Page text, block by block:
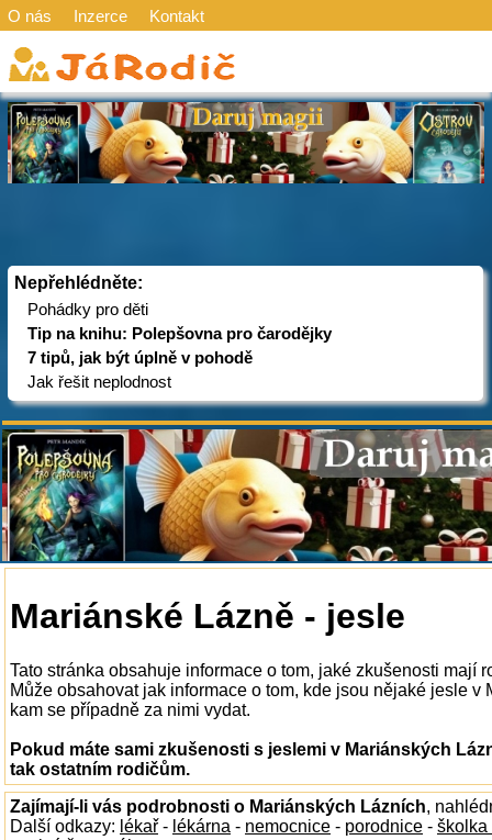
O nás Inzerce Kontakt
Nepřehlédněte:
Pohádky pro děti
Tip na knihu: Polepšovna pro čarodějky
7 tipů, jak být úplně v pohodě
Jak řešit neplodnost
Mariánské Lázně - jesle
Tato stránka obsahuje informace o tom, jaké zkušenosti mají
Může obsahovat jak informace o tom, kde jsou nějaké jesle
kam se případně za nimi vydat.
Pokud máte sami zkušenosti s jeslemi v Mariánských
tak ostatním rodičům.
Zajímají-li vás podrobnosti o Mariánských Lázních,
Další odkazy: lékař - lékárna - nemocnice - porodnice - školka